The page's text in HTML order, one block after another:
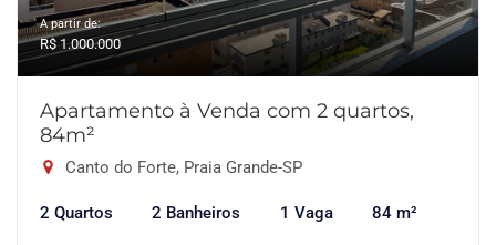
A partir de:
R$ 1.000.000
Apartamento à Venda com 2 quartos,
84m²
Canto do Forte, Praia Grande-SP
2 Quartos 2 Banheiros 1 Vaga 84 m²